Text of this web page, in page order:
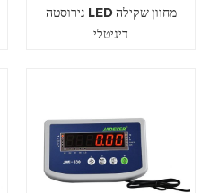
נירוסטה LED מחוון שקילה
דיגיטלי